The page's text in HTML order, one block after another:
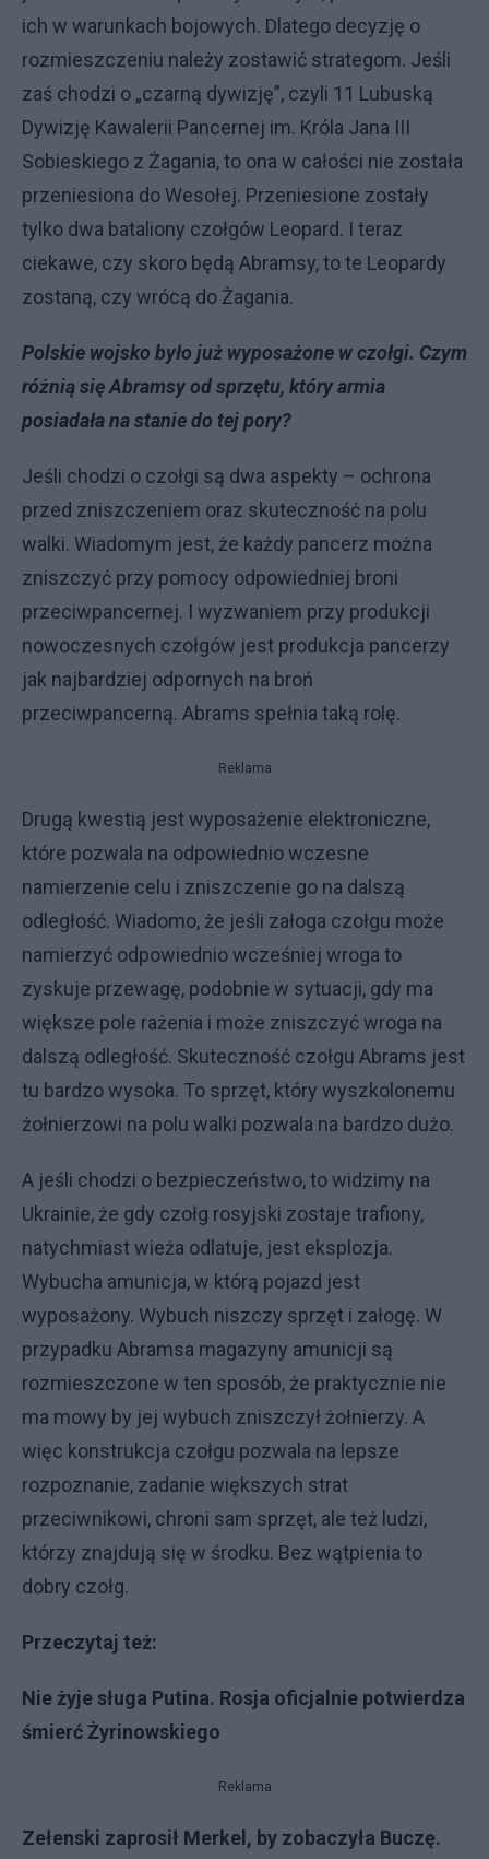
ich w warunkach bojowych. Dlatego decyzję o
rozmieszczeniu należy zostawić strategom. Jeśli
zaś chodzi o „czarną dywizję”, czyli 11 Lubuską
Dywizję Kawalerii Pancernej im. Króla Jana III
Sobieskiego z Żagania, to ona w całości nie została
przeniesiona do Wesołej. Przeniesione zostały
tylko dwa bataliony czołgów Leopard. I teraz
ciekawe, czy skoro będą Abramsy, to te Leopardy
zostaną, czy wrócą do Żagania.
Polskie wojsko było już wyposażone w czołgi. Czym
różnią się Abramsy od sprzętu, który armia
posiadała na stanie do tej pory?
Jeśli chodzi o czołgi są dwa aspekty – ochrona
przed zniszczeniem oraz skuteczność na polu
walki. Wiadomym jest, że każdy pancerz można
zniszczyć przy pomocy odpowiedniej broni
przeciwpancernej. I wyzwaniem przy produkcji
nowoczesnych czołgów jest produkcja pancerzy
jak najbardziej odpornych na broń
przeciwpancerną. Abrams spełnia taką rolę.
Reklama
Drugą kwestią jest wyposażenie elektroniczne,
które pozwala na odpowiednio wczesne
namierzenie celu i zniszczenie go na dalszą
odległość. Wiadomo, że jeśli załoga czołgu może
namierzyć odpowiednio wcześniej wroga to
zyskuje przewagę, podobnie w sytuacji, gdy ma
większe pole rażenia i może zniszczyć wroga na
dalszą odległość. Skuteczność czołgu Abrams jest
tu bardzo wysoka. To sprzęt, który wyszkolonemu
żołnierzowi na polu walki pozwala na bardzo dużo.
A jeśli chodzi o bezpieczeństwo, to widzimy na
Ukrainie, że gdy czołg rosyjski zostaje trafiony,
natychmiast wieża odlatuje, jest eksplozja.
Wybucha amunicja, w którą pojazd jest
wyposażony. Wybuch niszczy sprzęt i załogę. W
przypadku Abramsa magazyny amunicji są
rozmieszczone w ten sposób, że praktycznie nie
ma mowy by jej wybuch zniszczył żołnierzy. A
więc konstrukcja czołgu pozwala na lepsze
rozpoznanie, zadanie większych strat
przeciwnikowi, chroni sam sprzęt, ale też ludzi,
którzy znajdują się w środku. Bez wątpienia to
dobry czołg.
Przeczytaj też:
Nie żyje sługa Putina. Rosja oficjalnie potwierdza
śmierć Żyrinowskiego
Reklama
Zełenski zaprosił Merkel, by zobaczyła Buczę.